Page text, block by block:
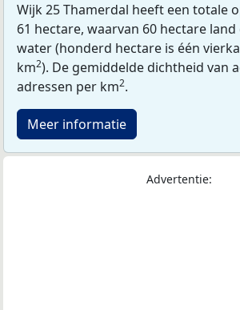
Wijk 25 Thamerdal heeft een totale
61 hectare, waarvan 60 hectare
water (honderd hectare is één
km2). De gemiddelde dichtheid van
adressen per km2.
Meer informatie
Advertentie: